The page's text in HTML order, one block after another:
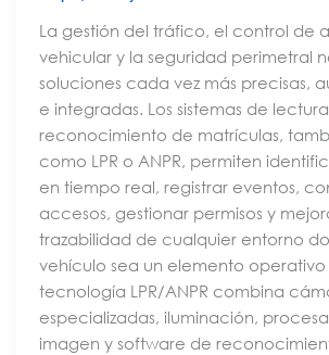
La gestión del tráfico, el control de
vehicular y la seguridad perimetral
soluciones cada vez más precisas,
e integradas. Los sistemas de
reconocimiento de matrículas,
como LPR o ANPR, permiten
en tiempo real, registrar eventos,
accesos, gestionar permisos y
trazabilidad de cualquier entorno
vehículo sea un elemento operativo
tecnología LPR/ANPR combina
especializadas, iluminación,
imagen y software de